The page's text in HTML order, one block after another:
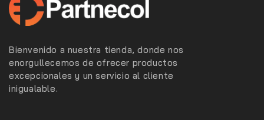
Bienvenido a nuestra tienda, donde nos
enorgullecemos de ofrecer productos
excepcionales y un servicio al cliente
inigualable.